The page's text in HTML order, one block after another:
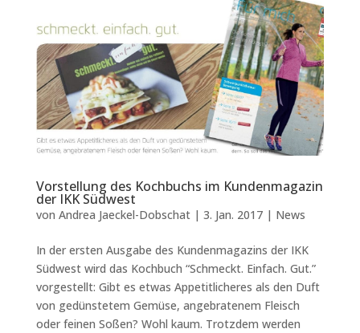
Vorstellung des Kochbuchs im Kundenmagazin
der IKK Südwest
von Andrea Jaeckel-Dobschat| 3. Jan. 2017| News
In der ersten Ausgabe des Kundenmagazins der IKK
Südwest wird das Kochbuch “Schmeckt. Einfach. Gut.”
vorgestellt: Gibt es etwas Appetitlicheres als den Duft
von gedünstetem Gemüse, angebratenem Fleisch
oder feinen Soßen? Wohl kaum. Trotzdem werden